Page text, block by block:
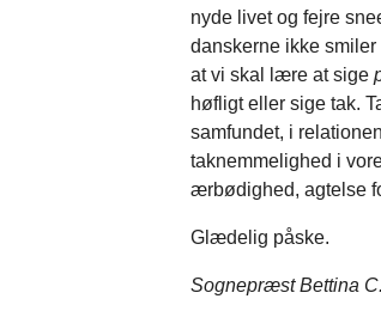
nyde livet og fejre
danskerne ikke
at vi skal lære at sige
høfligt eller sige tak.
samfundet, i
taknemmelighed i
ærbødighed, agtelse
Glædelig påske.
Sognepræst Bettina